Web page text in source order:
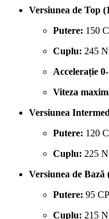
Versiunea de Top
Putere: 150
Cuplu: 245
Accelerație
Viteza
Versiunea
Putere: 120
Cuplu: 225
Versiunea de Bază
Putere: 95
Cuplu: 215